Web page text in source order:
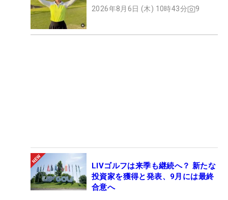
2026年8月6日 (木) 10時43分 9
LIVゴルフは来季も継続へ？ 新たな
投資家を獲得と発表、9月には最終
合意へ